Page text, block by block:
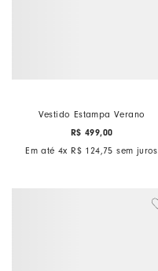
Vestido Estampa Verano
R$ 499,00
Em até 4x R$ 124 75 sem juros